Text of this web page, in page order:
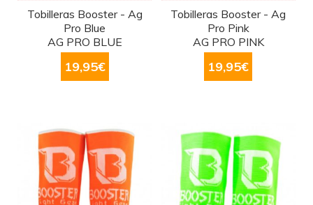
Tobilleras Booster - Ag
Pro Blue
AG PRO BLUE
19,95€
Tobilleras Booster - Ag
Pro Pink
AG PRO PINK
19,95€